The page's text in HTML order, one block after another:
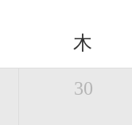
木
30